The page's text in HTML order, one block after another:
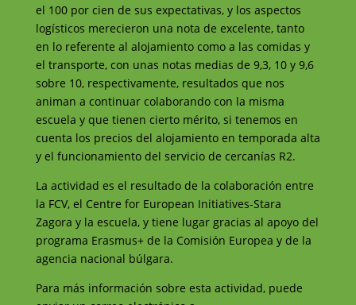
el 100 por cien de sus expectativas, y los aspectos
logísticos merecieron una nota de excelente, tanto
en lo referente al alojamiento como a las comidas y
el transporte, con unas notas medias de 9,3, 10 y 9,6
sobre 10, respectivamente, resultados que nos
animan a continuar colaborando con la misma
escuela y que tienen cierto mérito, si tenemos en
cuenta los precios del alojamiento en temporada alta
y el funcionamiento del servicio de cercanías R2.
La actividad es el resultado de la colaboración entre
la FCV, el Centre for European Initiatives-Stara
Zagora y la escuela, y tiene lugar gracias al apoyo del
programa Erasmus+ de la Comisión Europea y de la
agencia nacional búlgara.
Para más información sobre esta actividad, puede